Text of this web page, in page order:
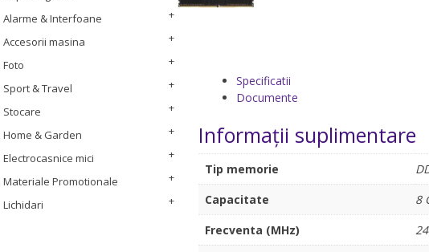
Alarme & Interfoane
Accesorii masina
Foto
Sport & Travel
Stocare
Home & Garden
Electrocasnice mici
Materiale Promotionale
Lichidari
Specificatii
Documente
Informații suplimentare
Tip memorie
Capacitate
8
Frecventa (MHz)